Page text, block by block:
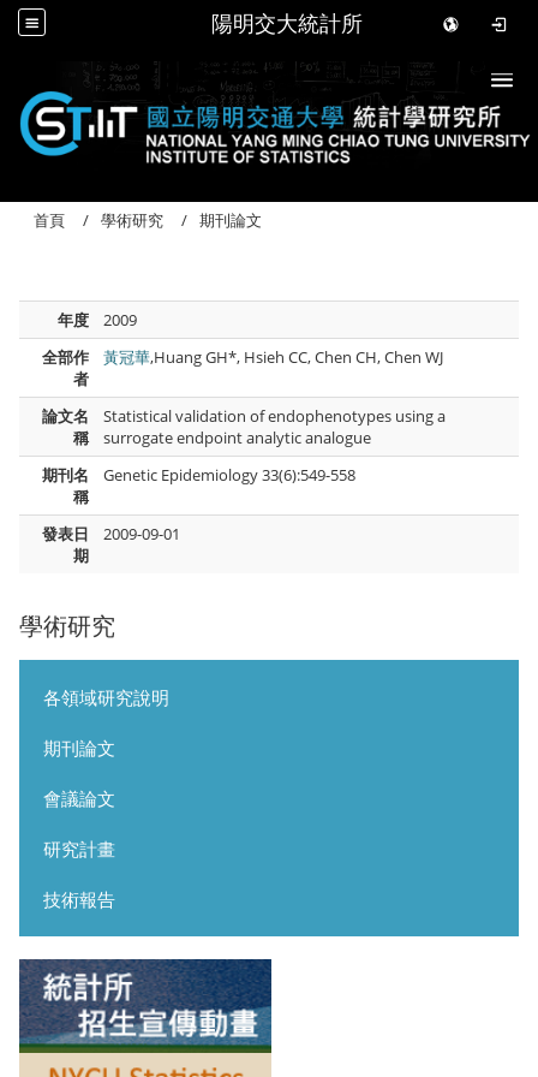
陽明交大統計所
學術研究
各領域研究說明
期刊論文
會議論文
研究計畫
技術報告
首頁 學術研究 期刊論文
年度
2009
全部作
者
黃冠華,Huang GH*, Hsieh CC, Chen CH, Chen WJ
論文名
稱
Statistical validation of endophenotypes using a
surrogate endpoint analytic analogue
期刊名
稱
Genetic Epidemiology 33(6):549-558
發表日
期
2009-09-01